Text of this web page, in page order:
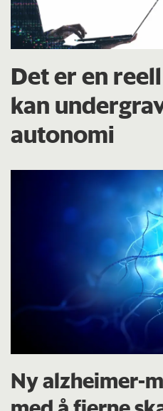
Det er en
kan
autonomi
Ny alzheimer-